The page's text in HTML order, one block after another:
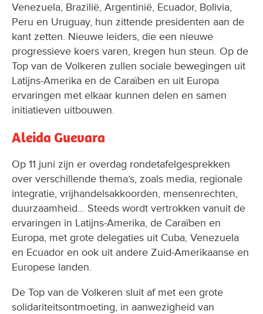
Venezuela, Brazilië, Argentinië, Ecuador, Bolivia,
Peru en Uruguay, hun zittende presidenten aan de
kant zetten. Nieuwe leiders, die een nieuwe
progressieve koers varen, kregen hun steun. Op de
Top van de Volkeren zullen sociale bewegingen uit
Latijns-Amerika en de Caraïben en uit Europa
ervaringen met elkaar kunnen delen en samen
initiatieven uitbouwen.
Aleida Guevara
Op 11 juni zijn er overdag rondetafelgesprekken
over verschillende thema’s, zoals media, regionale
integratie, vrijhandelsakkoorden, mensenrechten,
duurzaamheid… Steeds wordt vertrokken vanuit de
ervaringen in Latijns-Amerika, de Caraïben en
Europa, met grote delegaties uit Cuba, Venezuela
en Ecuador en ook uit andere Zuid-Amerikaanse en
Europese landen.
De Top van de Volkeren sluit af met een grote
solidariteitsontmoeting, in aanwezigheid van